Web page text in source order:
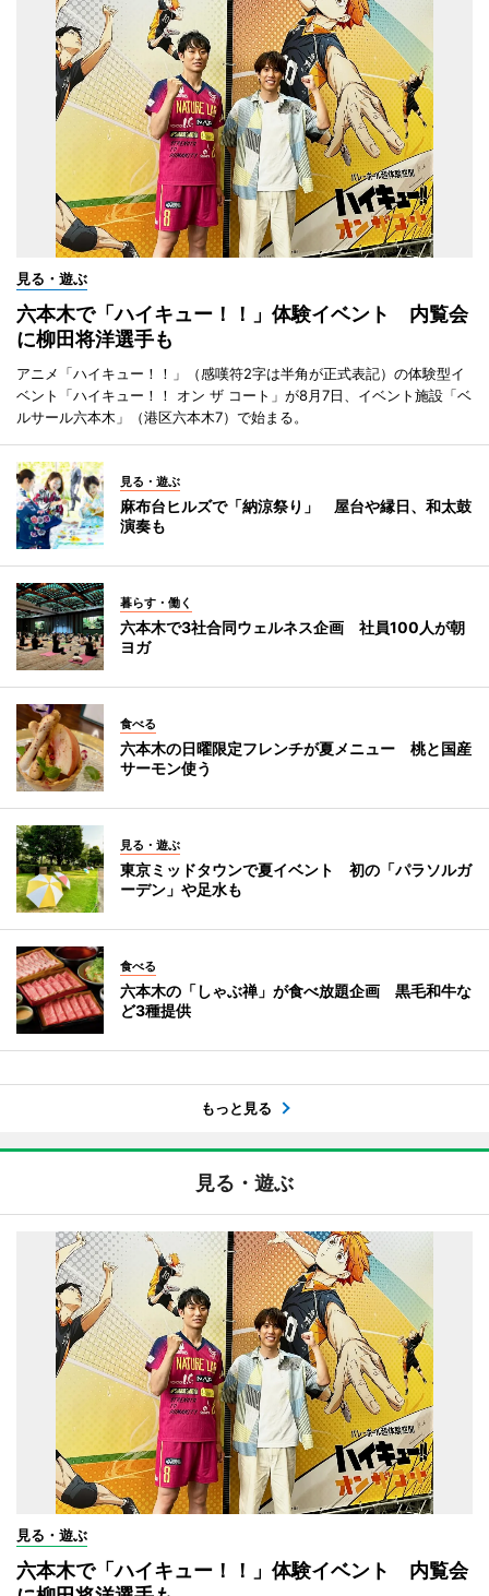
見る・遊ぶ
六本木で「ハイキュー！！」体験イベント 内覧会
に柳田将洋選手も
アニメ「ハイキュー！！」（感嘆符2字は半角が正式表記）の体験型イ
ベント「ハイキュー！！ オン ザ コート」が8月7日、イベント施設「ベ
ルサール六本木」（港区六本木7）で始まる。
見る・遊ぶ
麻布台ヒルズで「納涼祭り」 屋台や縁日、和太鼓
演奏も
暮らす・働く
六本木で3社合同ウェルネス企画 社員100人が朝
ヨガ
食べる
六本木の日曜限定フレンチが夏メニュー 桃と国産
サーモン使う
見る・遊ぶ
東京ミッドタウンで夏イベント 初の「パラソルガ
ーデン」や足水も
食べる
六本木の「しゃぶ禅」が食べ放題企画 黒毛和牛な
ど3種提供
もっと見る
見る・遊ぶ
見る・遊ぶ
六本木で「ハイキュー！！」体験イベント 内覧会